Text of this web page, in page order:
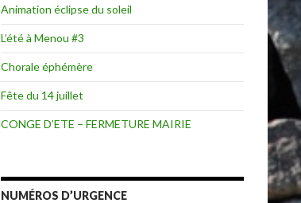
Animation éclipse du soleil
L’été à Menou #3
Chorale éphémère
Fête du 14 juillet
CONGE D’ETE – FERMETURE MAIRIE
NUMÉROS D’URGENCE